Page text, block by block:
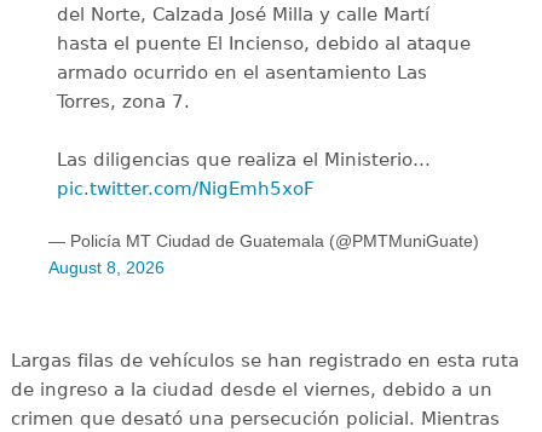
del Norte, Calzada José Milla y calle Martí
hasta el puente El Incienso, debido al ataque
armado ocurrido en el asentamiento Las
Torres, zona 7.
Las diligencias que realiza el Ministerio…
pic.twitter.com/NigEmh5xoF
— Policía MT Ciudad de Guatemala (@PMTMuniGuate)
August 8, 2026
Largas filas de vehículos se han registrado en esta ruta
de ingreso a la ciudad desde el viernes, debido a un
crimen que desató una persecución policial. Mientras